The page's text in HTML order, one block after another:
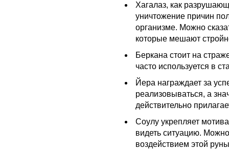
Хагалаз, как
уничтожение причин
организме. Можно
которые мешают
Беркана стоит на
часто используется в
Йера награждает за
реализовываться, а
действительно
Соулу укрепляет
видеть ситуацию.
воздействием этой